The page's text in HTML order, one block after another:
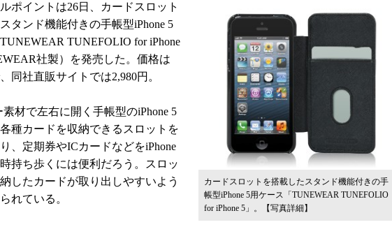
カードスロットを搭載したスタンド機能付きの手
帳型iPhone 5用ケース「TUNEWEAR TUNEFOLIO
for iPhone 5」。
【写真詳細】
ポイントは26日、カードスロット
タンド機能付きの手帳型iPhone 5
TUNEFOLIO for iPhone
社製）を発売した。価格は
同社直販サイトでは2,980円。
材で左右に開く手帳型のiPhone 5
種カードを収納できるスロットを
、定期券やICカードなどをiPhone
持ち歩くには便利だろう。スロッ
したカードが取り出しやすいよう
れている。